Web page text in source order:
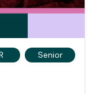
Senior